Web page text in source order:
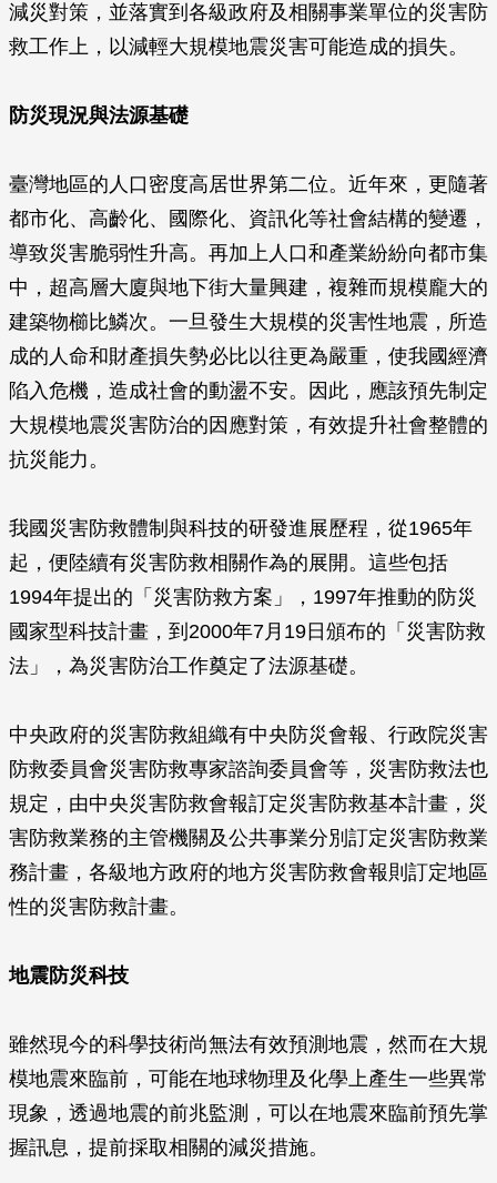
減災對策，並落實到各級政府及相關事業單位的災害防
救工作上，以減輕大規模地震災害可能造成的損失。
防災現況與法源基礎
臺灣地區的人口密度高居世界第二位。近年來，更隨著
都市化、高齡化、國際化、資訊化等社會結構的變遷，
導致災害脆弱性升高。再加上人口和產業紛紛向都市集
中，超高層大廈與地下街大量興建，複雜而規模龐大的
建築物櫛比鱗次。一旦發生大規模的災害性地震，所造
成的人命和財產損失勢必比以往更為嚴重，使我國經濟
陷入危機，造成社會的動盪不安。因此，應該預先制定
大規模地震災害防治的因應對策，有效提升社會整體的
抗災能力。
我國災害防救體制與科技的研發進展歷程，從1965年
起，便陸續有災害防救相關作為的展開。這些包括
1994年提出的「災害防救方案」，1997年推動的防災
國家型科技計畫，到2000年7月19日頒布的「災害防救
法」，為災害防治工作奠定了法源基礎。
中央政府的災害防救組織有中央防災會報、行政院災害
防救委員會災害防救專家諮詢委員會等，災害防救法也
規定，由中央災害防救會報訂定災害防救基本計畫，災
害防救業務的主管機關及公共事業分別訂定災害防救業
務計畫，各級地方政府的地方災害防救會報則訂定地區
性的災害防救計畫。
地震防災科技
雖然現今的科學技術尚無法有效預測地震，然而在大規
模地震來臨前，可能在地球物理及化學上產生一些異常
現象，透過地震的前兆監測，可以在地震來臨前預先掌
握訊息，提前採取相關的減災措施。